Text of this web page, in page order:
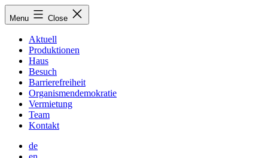
Skip
toMenu Close
Aktuell
Produktionen
Haus
Besuch
Barrierefreiheit
Organismendemokratie
Vermietung
Team
Kontakt
de